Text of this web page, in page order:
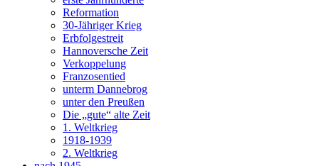
Reformation
30-Jähriger Krieg
Erbfolgestreit
Hannoversche Zeit
Verkoppelung
Franzosentied
unterm Dannebrog
unter den Preußen
Die „gute“ alte Zeit
1. Weltkrieg
1918-1939
2. Weltkrieg